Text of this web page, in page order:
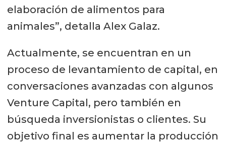
elaboración de alimentos para
animales”, detalla Alex Galaz.
Actualmente, se encuentran en un
proceso de levantamiento de capital, en
conversaciones avanzadas con algunos
Venture Capital, pero también en
búsqueda inversionistas o clientes. Su
objetivo final es aumentar la producción